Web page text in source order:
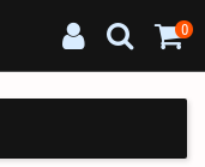
0